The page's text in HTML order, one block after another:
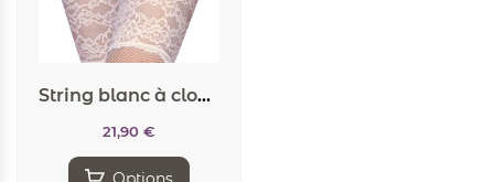
String blanc à clous dorés V-9798 – Axami
21,90 €